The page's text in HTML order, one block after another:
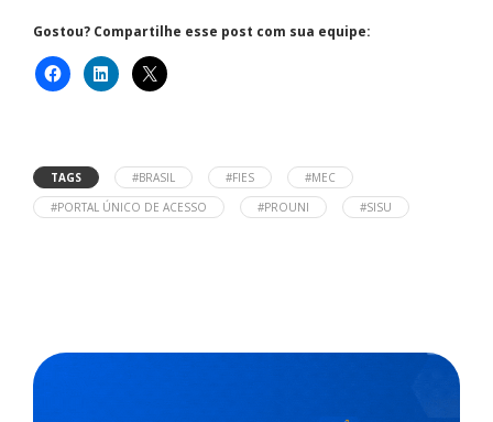
Gostou? Compartilhe esse post com sua equipe:
TAGS #BRASIL #FIES
#MEC
#PORTAL ÚNICO DE ACESSO
#PROUNI #SISU